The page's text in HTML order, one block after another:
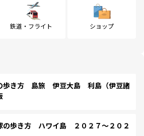
鉄道・フライト ショップ
歩き方 島旅 伊豆大島 利島（伊豆諸
歩き方 ハワイ島 ２０２７～２０２